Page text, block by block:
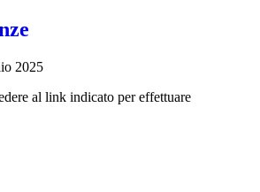
2025
al link indicato per effettuare